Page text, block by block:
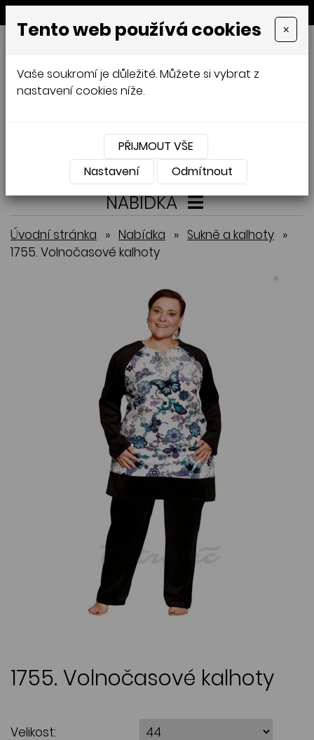
MENU
GALAMODA-XXL
Jana Mládková
XXL,ČESKÁ VÝROBA
Přihlásit Košík 0
NABÍDKA
Úvodní stránka » Nabídka » Sukně a kalhoty »
1755. Volnočasové kalhoty
1755. Volnočasové kalhoty
Velikost:
Tento web používá cookies ×
Vaše soukromí je důležité. Můžete si vybrat z
nastavení cookies níže.
PŘIJMOUT VŠE
Nastavení
Odmítnout